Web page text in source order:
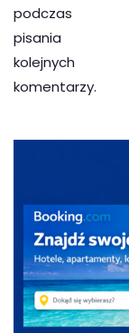
podczas
pisania
kolejnych
komentarzy.